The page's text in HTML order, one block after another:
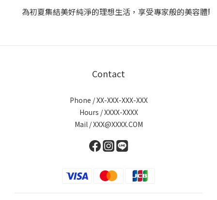
為初夏集結美好純淨的理想生活，享受專家般的美容體
Contact
Phone / XX-XXX-XXX-XXX
Hours / XXXX-XXXX
Mail / XXX@XXXX.COM